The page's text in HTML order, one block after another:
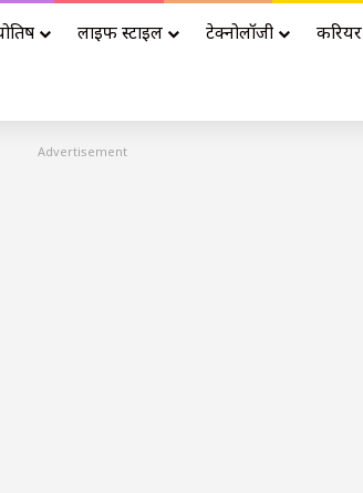
लाइफ स्टाइल टेक्नोलॉजी करियर
Advertisement